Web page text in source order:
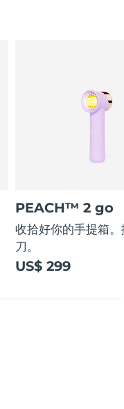
PEACH™ 2 go
收拾好你的手提箱
刀。
US$ 299